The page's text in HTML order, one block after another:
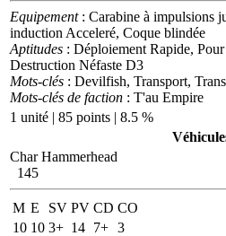
Equipement: Carabine à impulsions
induction Acceleré, Coque blindée
Aptitudes : Déploiement Rapide,
Destruction Néfaste D3
Mots-clés : Devilfish, Transport,
Mots-clés de faction : T'au Empire
1 unité | 85 points | 8.5 %
Char Hammerhead
145
M E SV PV CD CO
10 10 3+ 14 7+ 3